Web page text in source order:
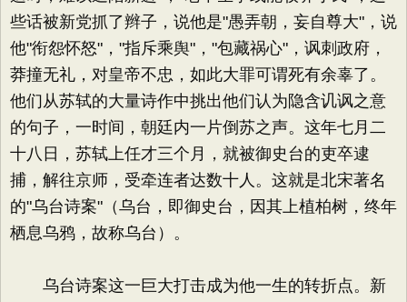
些话被新党抓了辫子，说他是"愚弄朝，妄自尊大"，说
他"衔怨怀怒"，"指斥乘舆"，"包藏祸心"，讽刺政府，
莽撞无礼，对皇帝不忠，如此大罪可谓死有余辜了。
他们从苏轼的大量诗作中挑出他们认为隐含讥讽之意
的句子，一时间，朝廷内一片倒苏之声。这年七月二
十八日，苏轼上任才三个月，就被御史台的吏卒逮
捕，解往京师，受牵连者达数十人。这就是北宋著名
的"乌台诗案"（乌台，即御史台，因其上植柏树，终年
栖息乌鸦，故称乌台）。
乌台诗案这一巨大打击成为他一生的转折点。新